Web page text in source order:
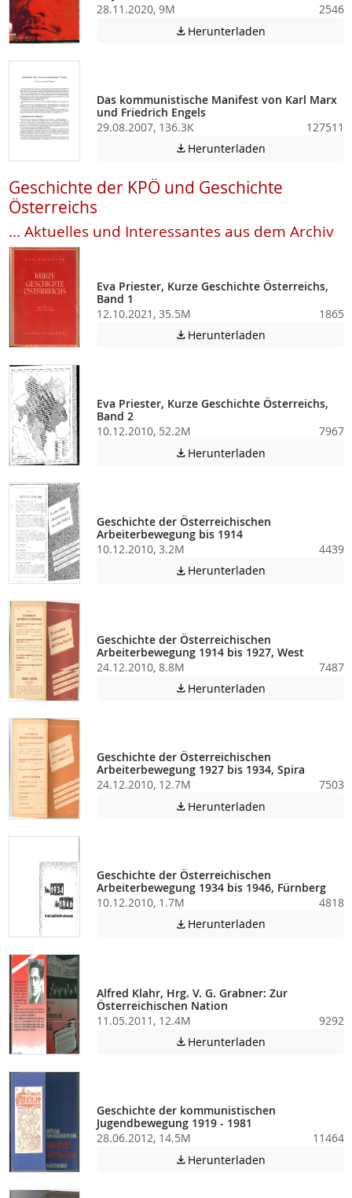
28.11.2020, 9M
2546
 Herunterladen
Das kommunistische Manifest von Karl Marx
und Friedrich Engels
29.08.2007, 136.3K
127511
 Herunterladen
Geschichte der KPÖ und Geschichte
Österreichs
... Aktuelles und Interessantes aus dem Archiv
Eva Priester, Kurze Geschichte Österreichs,
Band 1
12.10.2021, 35.5M
1865
 Herunterladen
Eva Priester, Kurze Geschichte Österreichs,
Band 2
10.12.2010, 52.2M
7967
 Herunterladen
Geschichte der Österreichischen
Arbeiterbewegung bis 1914
10.12.2010, 3.2M
4439
 Herunterladen
Geschichte der Österreichischen
Arbeiterbewegung 1914 bis 1927, West
24.12.2010, 8.8M
7487
 Herunterladen
Geschichte der Österreichischen
Arbeiterbewegung 1927 bis 1934, Spira
24.12.2010, 12.7M
7503
 Herunterladen
Geschichte der Österreichischen
Arbeiterbewegung 1934 bis 1946, Fürnberg
10.12.2010, 1.7M
4818
 Herunterladen
Alfred Klahr, Hrg. V. G. Grabner: Zur
Österreichischen Nation
11.05.2011, 12.4M
9292
 Herunterladen
Geschichte der kommunistischen
Jugendbewegung 1919 - 1981
28.06.2012, 14.5M
11464
 Herunterladen